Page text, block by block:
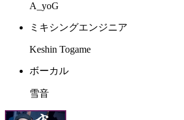
A_yoG
ミキシングエンジニア
Keshin Togame
ボーカル
雪音